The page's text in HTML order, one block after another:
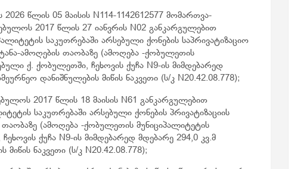
წლის 05 მაისის N114-1142612577 მომართვა-
2017 წლის 27 იანვრის N02 განკარგულებით
საკუთრებაში არსებული ქონების საპრივატიზაციო
ამოღების თაობაზე (ამოღება -ქობულეთის
ქ. ქობულეთში, ჩეხოვის ქუჩა N9-ის მიმდებარედ
დანიშნულების მიწის ნაკვეთი (ს/კ N20.42.08.778);
2017 წლის 18 მაისის N61 განკარგულებით
საკუთრებაში არსებული ქონების პრივატიზაციის
თაობაზე (ამოღება -ქობულეთის მუნიციპალიტეტის
ქუჩა N9-ის მიმდებარედ მდებარე 294,0 კვ.მ
ნაკვეთი (ს/კ N20.42.08.778);